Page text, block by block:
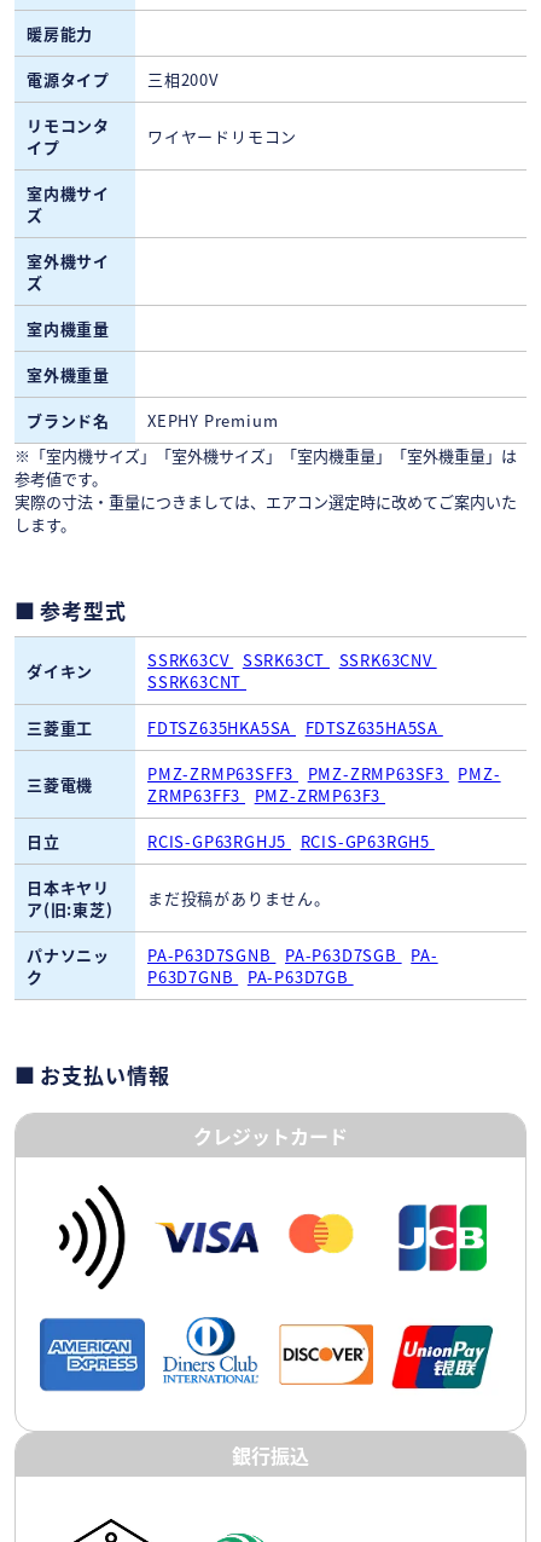
暖房能力
電源タイプ
三相200V
リモコンタ
イプ
ワイヤードリモコン
室内機サイ
ズ
室外機サイ
ズ
室内機重量
室外機重量
ブランド名
XEPHY Premium
※「室内機サイズ」「室外機サイズ」「室内機重量」「室外機重量」は
参考値です。
実際の寸法・重量につきましては、エアコン選定時に改めてご案内いた
します。
参考型式
ダイキン SSRK63CV SSRK63CT
SSRK63CNV
SSRK63CNT
三菱重工
FDTSZ635HKA5SA FDTSZ635HA5SA
三菱電機 PMZ-ZRMP63SFF3 PMZ-ZRMP63SF3
PMZ-
ZRMP63FF3
PMZ-ZRMP63F3
日立
RCIS-GP63RGHJ5
RCIS-GP63RGH5
日本キヤリ
ア(旧:東芝)
まだ投稿がありません。
パナソニッ
ク
PA-P63D7SGNB PA-P63D7SGB
PA-
P63D7GNB
PA-P63D7GB
お支払い情報
クレジットカード
銀行振込